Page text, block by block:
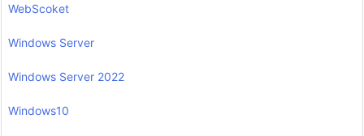
WebScoket
Windows Server
Windows Server 2022
Windows10